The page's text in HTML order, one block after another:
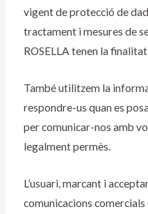
vigent de protecció de
tractament i mesures de
ROSELLA tenen la
També utilitzem la
respondre-us quan es
per comunicar-nos amb
legalment permès.
L’usuari, marcant i
comunicacions